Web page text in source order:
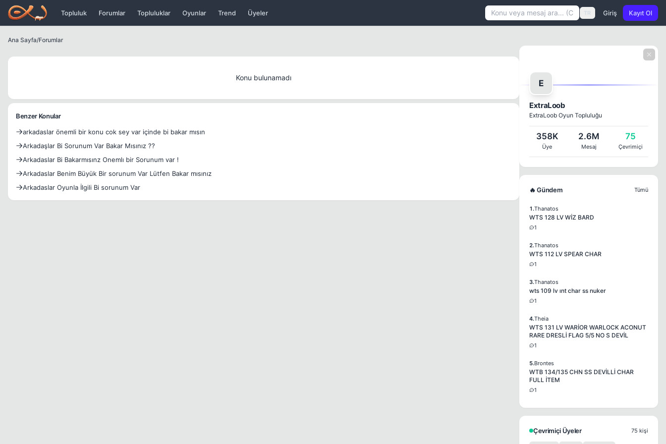
Icerige atla
Topluluk Forumlar Topluluklar Oyunlar Trend Üyeler TR Giriş Kayıt Ol
Ana Sayfa/Forumlar
Konu bulunamadı
Benzer Konular
arkadaslar önemli bir konu cok sey var içinde bi bakar mısın
Arkadaşlar Bi Sorunum Var Bakar Mısınız ??
Arkadaslar Bi Bakarmısınz Onemlı bir Sorunum var !
Arkadaslar Benim Büyük Bir sorunum Var Lütfen Bakar mısınız
Arkadaslar Oyunla İlgili Bi sorunum Var
E
ExtraLoob
ExtraLoob Oyun Topluluğu
358K
Üye
2.6M
Mesaj
75
Çevrimiçi
🔥 Gündem Tümü
1.Thanatos
WTS 128 LV WİZ BARD
1
2.Thanatos
WTS 112 LV SPEAR CHAR
1
3.Thanatos
wts 109 lv ınt char ss nuker
1
4.Theia
WTS 131 LV WARİOR WARLOCK ACONUT
RARE DRESLİ FLAG 5/5 NO S DEVİL
1
5.Brontes
WTB 134/135 CHN SS DEVİLLİ CHAR
FULL İTEM
1
Çevrimiçi Üyeler 75 kişi